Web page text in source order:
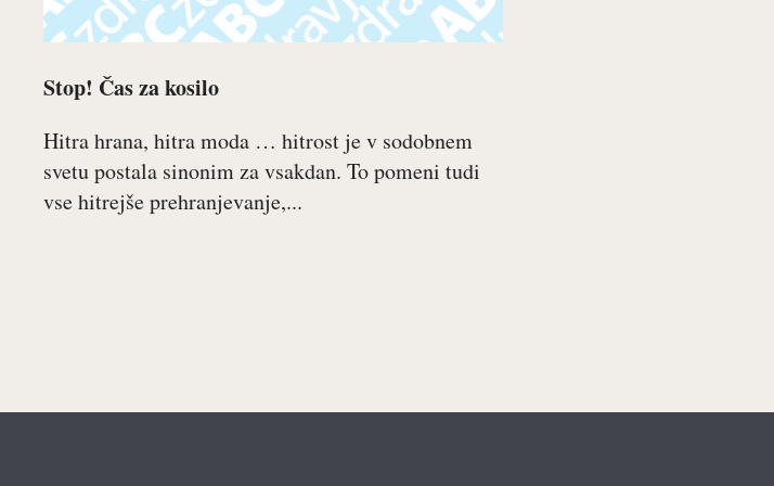
Stop! Čas za kosilo
Hitra hrana, hitra moda … hitrost je v sodobnem
svetu postala sinonim za vsakdan. To pomeni tudi
vse hitrejše prehranjevanje,...